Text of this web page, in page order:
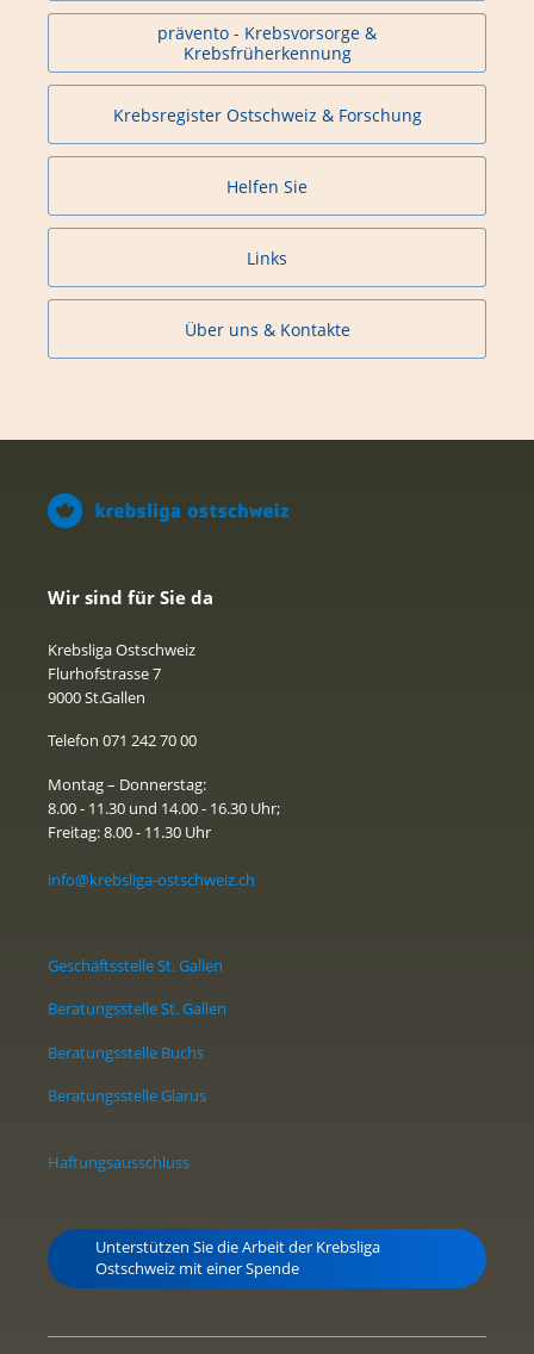
prävento - Krebsvorsorge &
Krebsfrüherkennung
Krebsregister Ostschweiz & Forschung
Helfen Sie
Links
Über uns & Kontakte
Wir sind für Sie da
Krebsliga Ostschweiz
Flurhofstrasse 7
9000 St.Gallen
Telefon 071 242 70 00
Montag – Donnerstag:
8.00 - 11.30 und 14.00 - 16.30 Uhr;
Freitag: 8.00 - 11.30 Uhr
info@krebsliga-ostschweiz.ch
Geschäftsstelle St. Gallen
Beratungsstelle St. Gallen
Beratungsstelle Buchs
Beratungsstelle Glarus
Haftungsausschluss
Unterstützen Sie die Arbeit der Krebsliga
Ostschweiz mit einer Spende